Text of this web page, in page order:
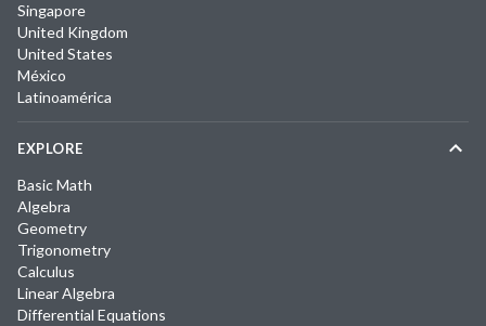
Singapore
United Kingdom
United States
México
Latinoamérica
EXPLORE
Basic Math
Algebra
Geometry
Trigonometry
Calculus
Linear Algebra
Differential Equations